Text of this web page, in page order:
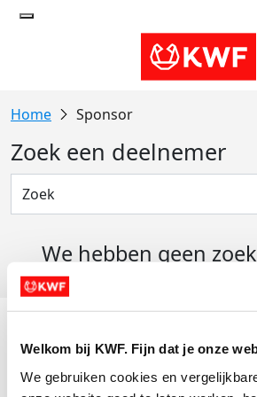
Welkom bij KWF. Fijn dat je onze
We gebruiken cookies en
Sponsor
Zoek een deelnemer
We hebben geen
Actiematerialen
Evenementen